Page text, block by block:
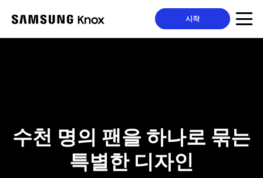
시작
수천 명의 팬을 하나로 묶는
특별한 디자인